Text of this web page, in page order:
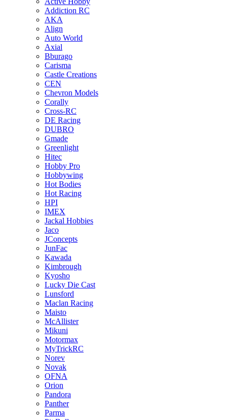
Addiction RC
AKA
Align
Auto World
Axial
Bburago
Carisma
Castle Creations
CEN
Chevron Models
Corally
Cross-RC
DE Racing
DUBRO
Gmade
Greenlight
Hitec
Hobby Pro
Hobbywing
Hot Bodies
Hot Racing
HPI
IMEX
Jackal Hobbies
Jaco
JConcepts
JunFac
Kawada
Kimbrough
Kyosho
Lucky Die Cast
Lunsford
Maclan Racing
Maisto
McAllister
Mikuni
Motormax
MyTrickRC
Norev
Novak
OFNA
Orion
Pandora
Panther
Parma